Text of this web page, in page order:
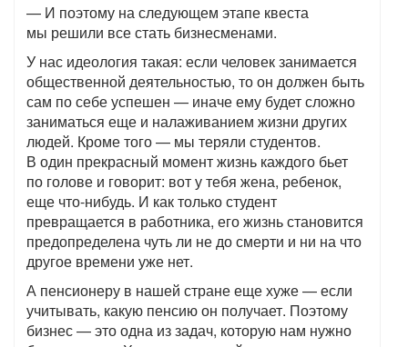
— И поэтому на следующем этапе квеста
мы решили все стать бизнесменами.
У нас идеология такая: если человек занимается
общественной деятельностью, то он должен быть
сам по себе успешен — иначе ему будет сложно
заниматься еще и налаживанием жизни других
людей. Кроме того — мы теряли студентов.
В один прекрасный момент жизнь каждого бьет
по голове и говорит: вот у тебя жена, ребенок,
еще что-нибудь. И как только студент
превращается в работника, его жизнь становится
предопределена чуть ли не до смерти и ни на что
другое времени уже нет.
А пенсионеру в нашей стране еще хуже — если
учитывать, какую пенсию он получает. Поэтому
бизнес — это одна из задач, которую нам нужно